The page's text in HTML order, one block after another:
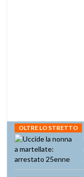
OLTRE LO STRETTO